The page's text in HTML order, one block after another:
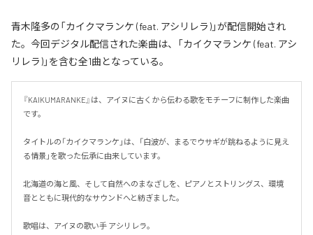
青木隆多の「カイクマランケ (feat. アシリレラ)」が配信開始され
た。今回デジタル配信された楽曲は、「カイクマランケ (feat. アシ
リレラ)」を含む全1曲となっている。
『KAIKUMARANKE』は、アイヌに古くから伝わる歌をモチーフに制作した楽曲
です。
タイトルの「カイクマランケ」は、「白波が、まるでウサギが跳ねるように見え
る情景」を歌った伝承に由来しています。
北海道の海と風、そして自然へのまなざしを、ピアノとストリングス、環境
音とともに現代的なサウンドへと紡ぎました。
歌唱は、アイヌの歌い手 アシリレラ。